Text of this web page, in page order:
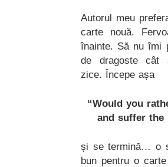
Autorul meu
carte nouă.
înainte. Să nu îmi
de dragoste cât
zice. Începe așa
“Would you
and suffer the
și se termină… o
bun pentru o